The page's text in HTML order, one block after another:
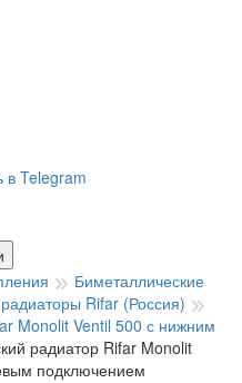
в Telegram
Биметаллические
Rifar (Россия)
Monolit Ventil 500 с нижним
радиатор Rifar Monolit
подключением